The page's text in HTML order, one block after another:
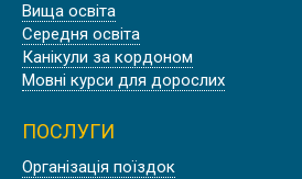
ПРОФЕСІЙНА
АВІАЦІЙНИХ ФАХІВЦІВ
Вища освіта
Середня освіта
Канікули за кордоном
Мовні курси для дорослих
ПОСЛУГИ
Організація поїздок